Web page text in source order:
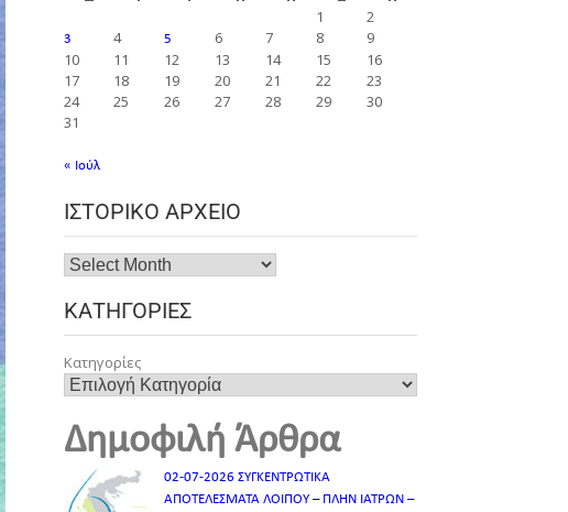
1
2
3 4 5 6 7 8
9
10
11 12 13 14 15
16
17
18 19 20 21 22
23
24
25 26 27 28 29
30
31
« Ιούλ
ΙΣΤΟΡΙΚΌ ΑΡΧΕΊΟ
ΚΑΤΗΓΟΡΊΕΣ
Κατηγορίες
Δημοφιλή Άρθρα
02-07-2026 ΣΥΓΚΕΝΤΡΩΤΙΚΑ
ΑΠΟΤΕΛΕΣΜΑΤΑ ΛΟΙΠΟΥ – ΠΛΗΝ ΙΑΤΡΩΝ –